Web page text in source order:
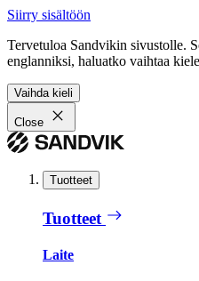
Siirry sisältöön
Tervetuloa Sandvikin sivustolle.
englanniksi, haluatko vaihtaa
Vaihda kieli
Close
Tuotteet
Tuotteet
Laite